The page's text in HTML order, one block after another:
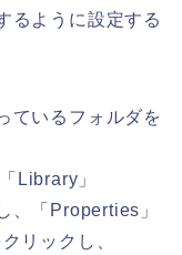
るように設定する
ているフォルダを
Library」
、「Properties」
リックし、